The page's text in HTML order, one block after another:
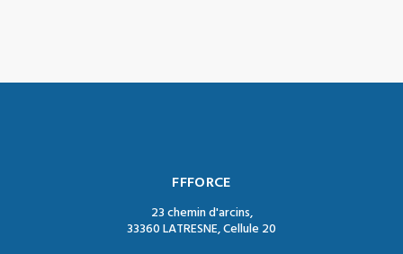
FFFORCE
23 chemin d'arcins,
33360 LATRESNE, Cellule 20